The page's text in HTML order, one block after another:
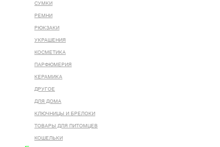
СУМКИ
РЕМНИ
РЮКЗАКИ
УКРАШЕНИЯ
КОСМЕТИКА
ПАРФЮМЕРИЯ
КЕРАМИКА
ДРУГОЕ
ДЛЯ ДОМА
КЛЮЧНИЦЫ И БРЕЛОКИ
ТОВАРЫ ДЛЯ ПИТОМЦЕВ
КОШЕЛЬКИ